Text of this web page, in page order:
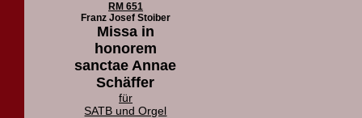
RM 651
Franz Josef Stoiber
Missa in
honorem
sanctae Annae
Schäffer
für
SATB und Orgel